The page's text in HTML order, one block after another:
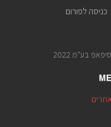
כניסה לפורום
בע"מ 2022